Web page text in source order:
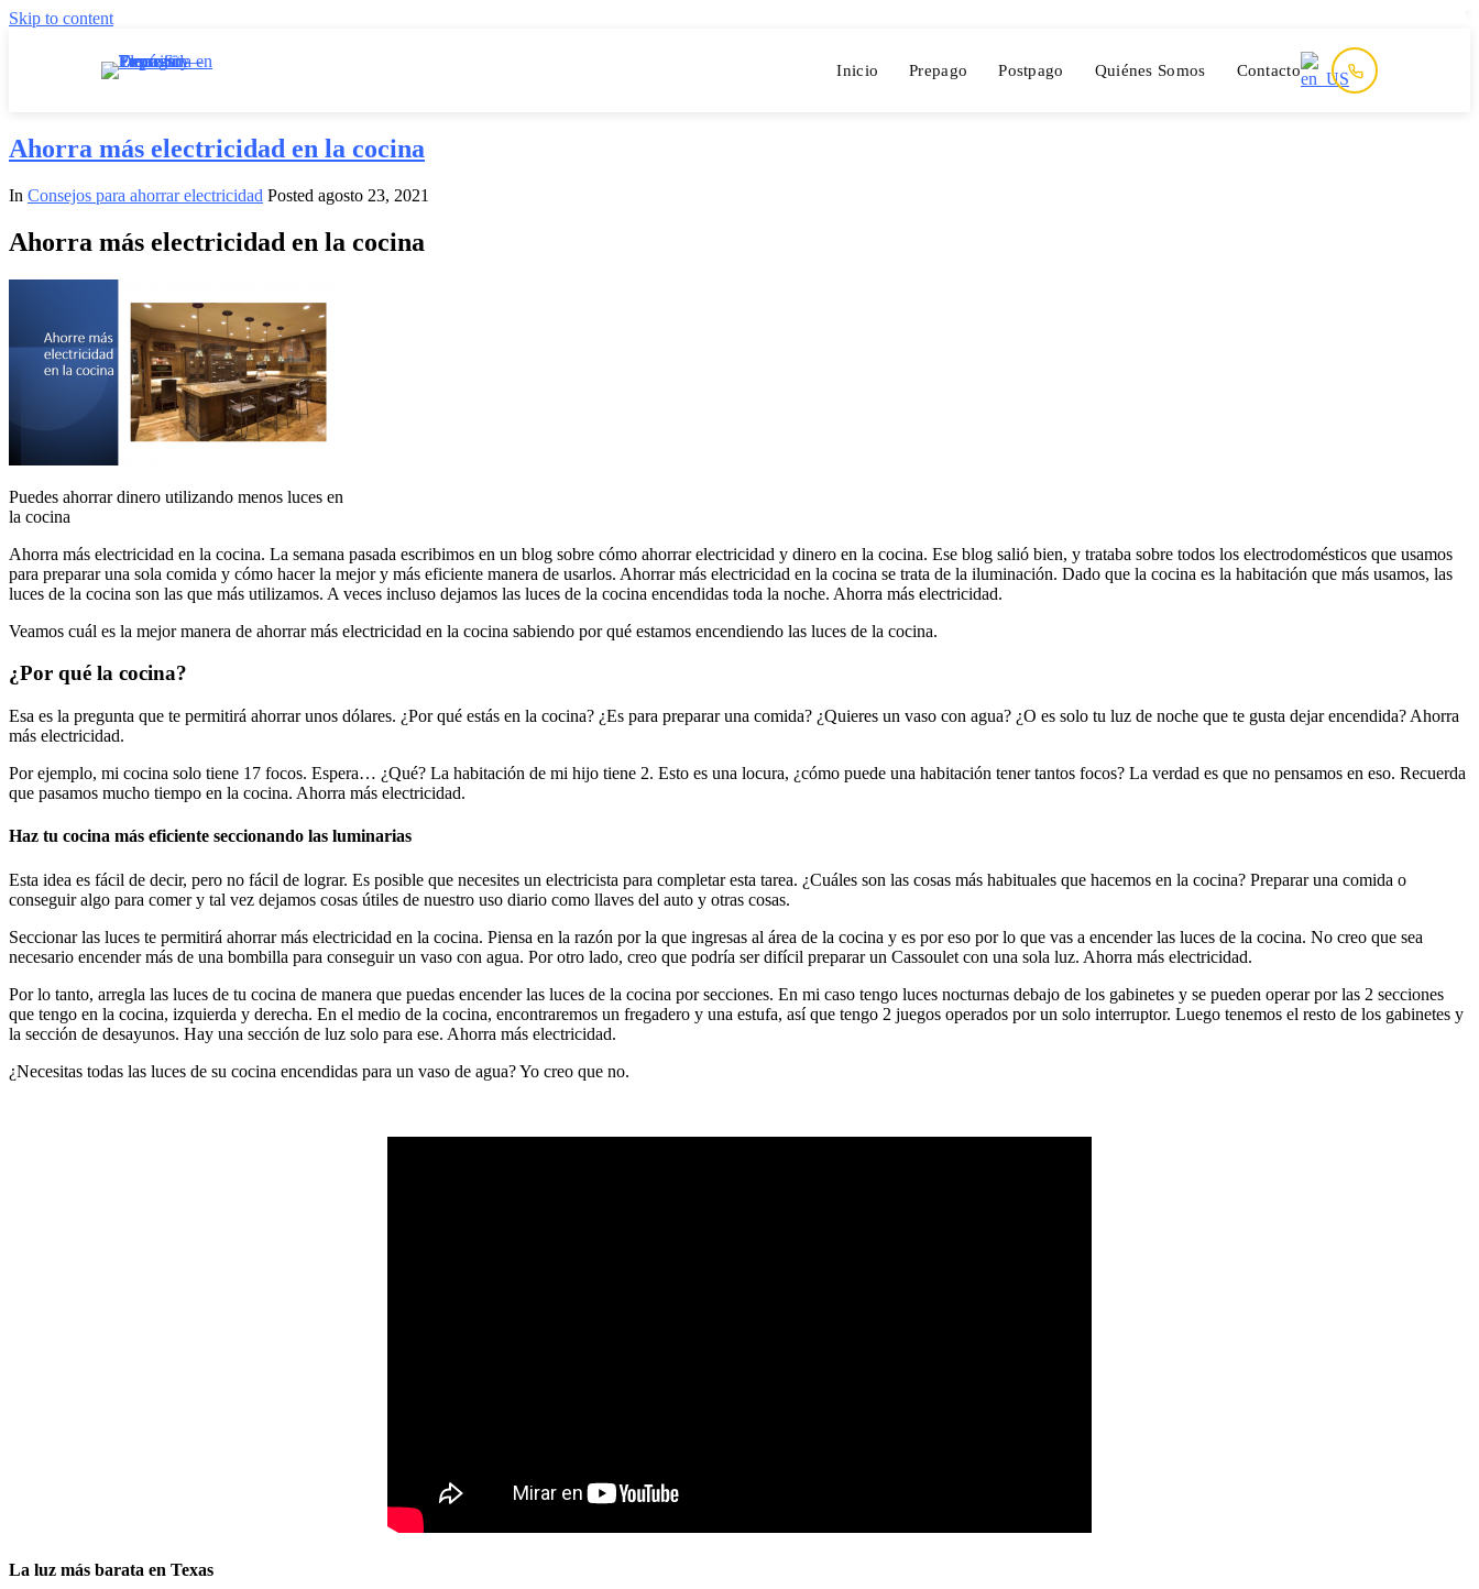
Skip to content
Inicio Prepago Postpago Quiénes Somos Contacto
Ahorra más electricidad en la cocina
In Consejos para ahorrar electricidad Posted agosto 23, 2021
Ahorra más electricidad en la cocina
Puedes ahorrar dinero utilizando menos luces en
la cocina
Ahorra más electricidad en la cocina. La semana pasada escribimos en un blog sobre cómo ahorrar electricidad y dinero en la cocina. Ese blog salió bien, y trataba sobre todos los electrodomésticos que usamos
para preparar una sola comida y cómo hacer la mejor y más eficiente manera de usarlos. Ahorrar más electricidad en la cocina se trata de la iluminación. Dado que la cocina es la habitación que más usamos, las
luces de la cocina son las que más utilizamos. A veces incluso dejamos las luces de la cocina encendidas toda la noche. Ahorra más electricidad.
Veamos cuál es la mejor manera de ahorrar más electricidad en la cocina sabiendo por qué estamos encendiendo las luces de la cocina.
¿Por qué la cocina?
Esa es la pregunta que te permitirá ahorrar unos dólares. ¿Por qué estás en la cocina? ¿Es para preparar una comida? ¿Quieres un vaso con agua? ¿O es solo tu luz de noche que te gusta dejar encendida? Ahorra
más electricidad.
Por ejemplo, mi cocina solo tiene 17 focos. Espera… ¿Qué? La habitación de mi hijo tiene 2. Esto es una locura, ¿cómo puede una habitación tener tantos focos? La verdad es que no pensamos en eso. Recuerda
que pasamos mucho tiempo en la cocina. Ahorra más electricidad.
Haz tu cocina más eficiente seccionando las luminarias
Esta idea es fácil de decir, pero no fácil de lograr. Es posible que necesites un electricista para completar esta tarea. ¿Cuáles son las cosas más habituales que hacemos en la cocina? Preparar una comida o
conseguir algo para comer y tal vez dejamos cosas útiles de nuestro uso diario como llaves del auto y otras cosas.
Seccionar las luces te permitirá ahorrar más electricidad en la cocina. Piensa en la razón por la que ingresas al área de la cocina y es por eso por lo que vas a encender las luces de la cocina. No creo que sea
necesario encender más de una bombilla para conseguir un vaso con agua. Por otro lado, creo que podría ser difícil preparar un Cassoulet con una sola luz. Ahorra más electricidad.
Por lo tanto, arregla las luces de tu cocina de manera que puedas encender las luces de la cocina por secciones. En mi caso tengo luces nocturnas debajo de los gabinetes y se pueden operar por las 2 secciones
que tengo en la cocina, izquierda y derecha. En el medio de la cocina, encontraremos un fregadero y una estufa, así que tengo 2 juegos operados por un solo interruptor. Luego tenemos el resto de los gabinetes y
la sección de desayunos. Hay una sección de luz solo para ese. Ahorra más electricidad.
¿Necesitas todas las luces de su cocina encendidas para un vaso de agua? Yo creo que no.
La luz más barata en Texas